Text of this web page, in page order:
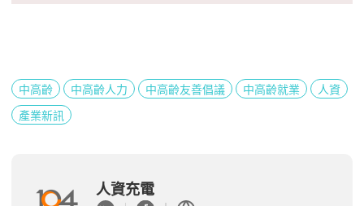
中高齡 中高齡人力 中高齡友善倡議 中高齡就業
人資
產業新訊
人資充電